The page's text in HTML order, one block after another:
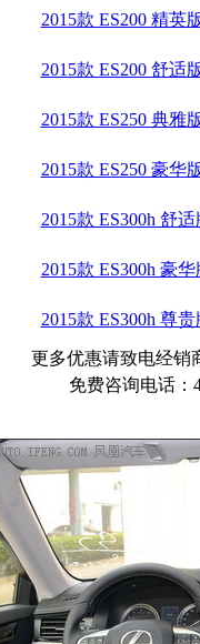
2015款 ES200 精英
2015款 ES200 舒适
2015款 ES250 典雅
2015款 ES250 豪华
2015款 ES300h 舒适
2015款 ES300h 豪华
2015款 ES300h 尊贵
更多优惠请致电经销
免费咨询电话：